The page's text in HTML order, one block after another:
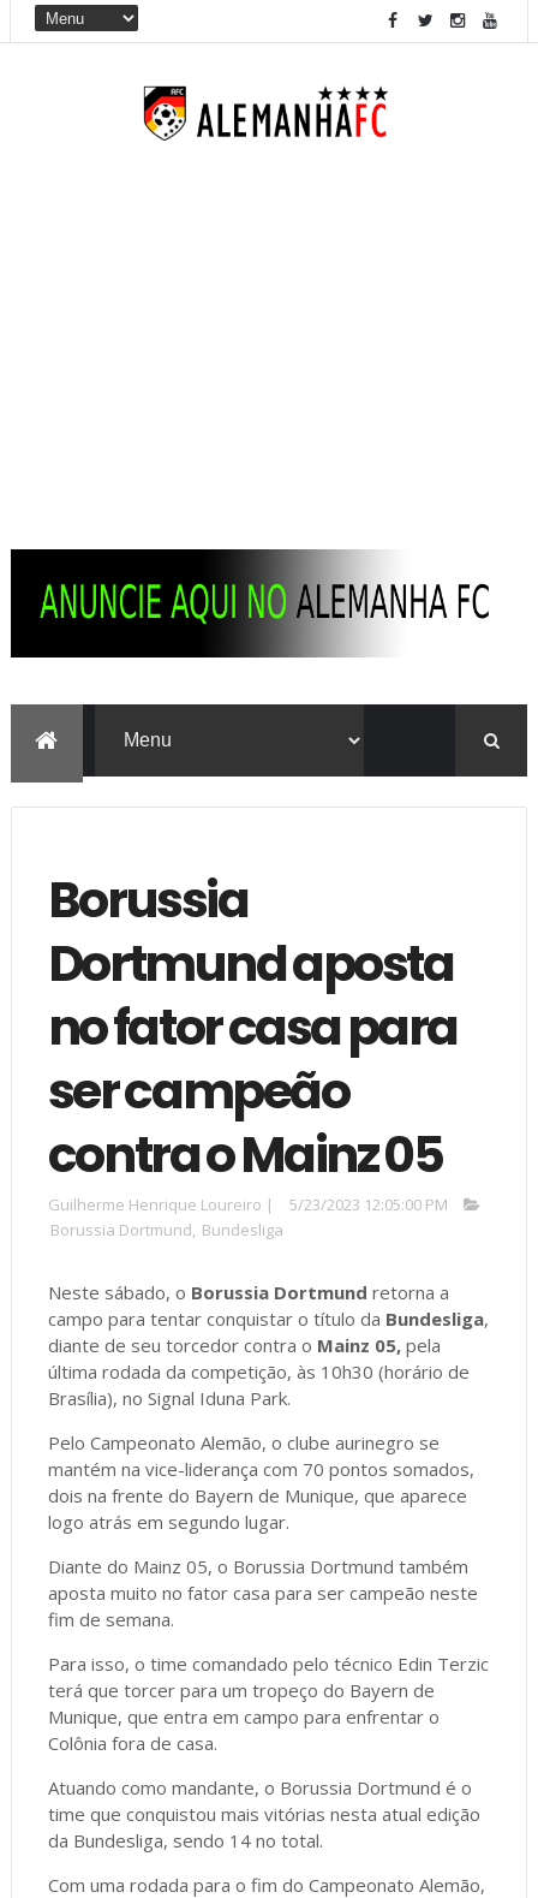
Borussia
Dortmund aposta
no fator casa para
ser campeão
contra o Mainz 05
Guilherme Henrique Loureiro |
5/23/2023 12:05:00 PM
Borussia Dortmund, Bundesliga
Neste sábado, o Borussia Dortmund retorna a
campo para tentar conquistar o título da Bundesliga,
diante de seu torcedor contra o Mainz 05,pela
última rodada da competição, às 10h30 (horário de
Brasília), no Signal Iduna Park.
Pelo Campeonato Alemão, o clube aurinegro se
mantém na vice-liderança com 70 pontos somados,
dois na frente do Bayern de Munique, que aparece
logo atrás em segundo lugar.
Diante do Mainz 05, o Borussia Dortmund também
aposta muito no fator casa para ser campeão neste
fim de semana.
Para isso, o time comandado pelo técnico Edin Terzic
terá que torcer para um tropeço do Bayern de
Munique, que entra em campo para enfrentar o
Colônia fora de casa.
Atuando como mandante, o Borussia Dortmund é o
time que conquistou mais vitórias nesta atual edição
da Bundesliga, sendo 14 no total.
Com uma rodada para o fim do Campeonato Alemão,